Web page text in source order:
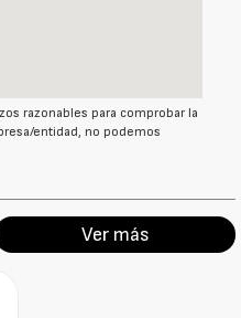
razonables para comprobar la
entidad, no podemos
Ver más